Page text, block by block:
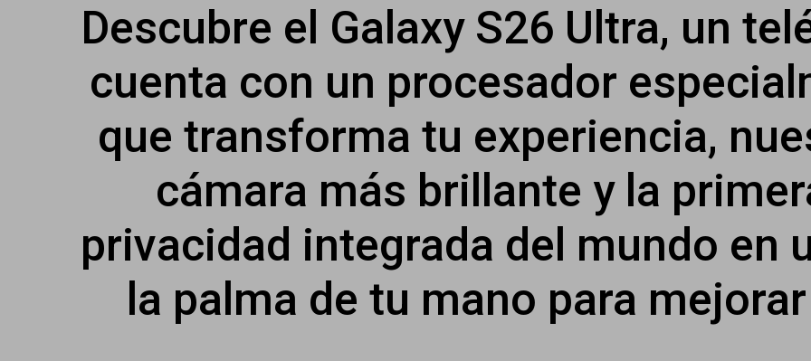
Descubre el Galaxy S26 Ultra, un
cuenta con un procesador
que transforma tu experiencia,
cámara más brillante y la
privacidad integrada del mundo en
la palma de tu mano para